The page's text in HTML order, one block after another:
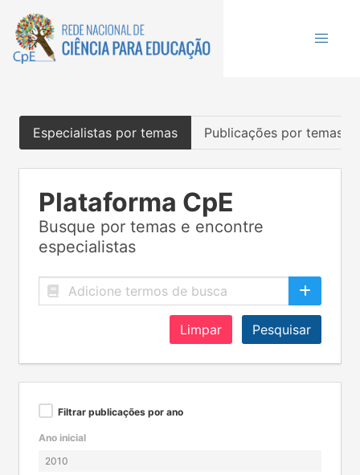
Especialistas por temas Publicações por temas
Plataforma CpE
Busque por temas e encontre
especialistas
Limpar Pesquisar
Filtrar publicações por ano
Ano inicial